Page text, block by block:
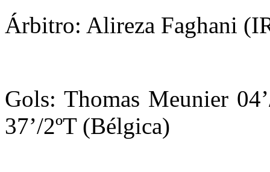
Árbitro: Alireza Faghani
Gols: Thomas Meunier
37’/2ºT (Bélgica)